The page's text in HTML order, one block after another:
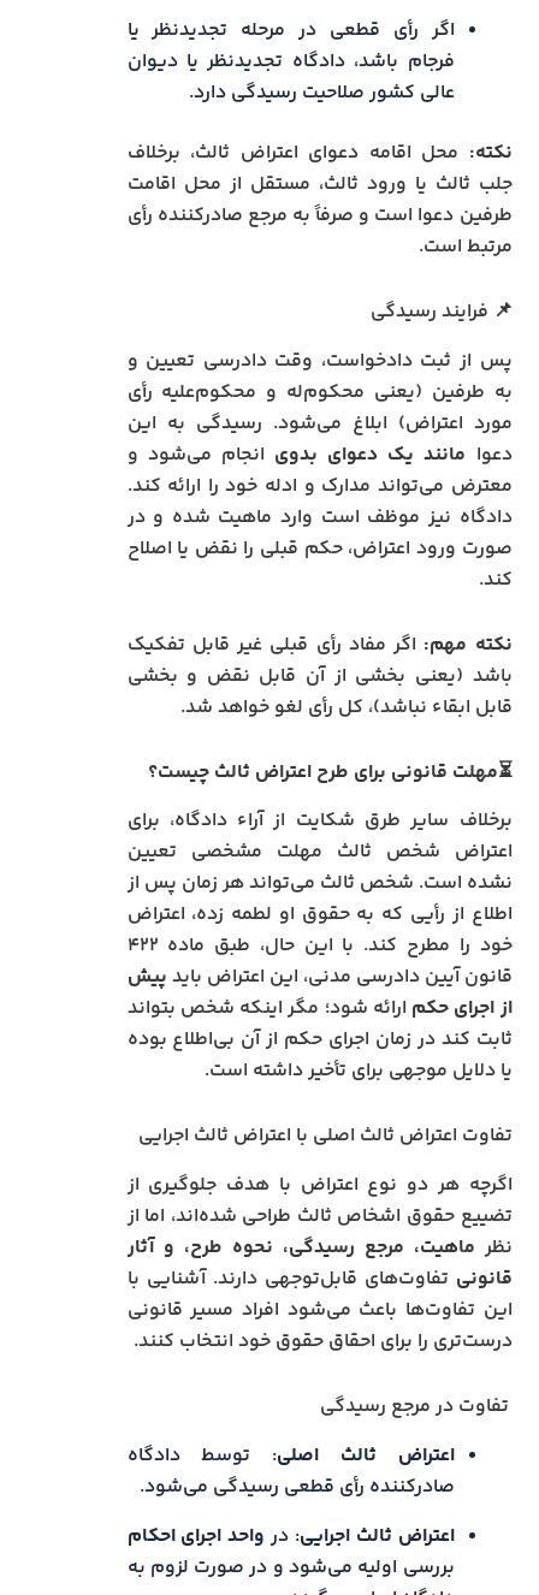
اگر رأی قطعی در مرحله تجدیدنظر یا
فرجام باشد، دادگاه تجدیدنظر یا دیوان
عالی کشور صلاحیت رسیدگی دارد.
نکته: محل اقامه دعوای اعتراض ثالث، برخلاف
جلب ثالث یا ورود ثالث، مستقل از محل اقامت
طرفین دعوا است و صرفاً به مرجع صادرکننده رأی
مرتبط است.
📌 فرایند رسیدگی
پس از ثبت دادخواست، وقت دادرسی تعیین و
به طرفین (یعنی محکوم‌له و محکوم‌علیه رأی
مورد اعتراض) ابلاغ می‌شود. رسیدگی به این
دعوا مانند یک دعوای بدوی انجام می‌شود و
معترض می‌تواند مدارک و ادله خود را ارائه کند.
دادگاه نیز موظف است وارد ماهیت شده و در
صورت ورود اعتراض، حکم قبلی را نقض یا اصلاح
کند.
نکته مهم: اگر مفاد رأی قبلی غیر قابل تفکیک
باشد (یعنی بخشی از آن قابل نقض و بخشی
قابل ابقاء نباشد)، کل رأی لغو خواهد شد.
⏳مهلت قانونی برای طرح اعتراض ثالث چیست؟
برخلاف سایر طرق شکایت از آراء دادگاه، برای
اعتراض شخص ثالث مهلت مشخصی تعیین
نشده است. شخص ثالث می‌تواند هر زمان پس از
اطلاع از رأیی که به حقوق او لطمه زده، اعتراض
خود را مطرح کند. با این حال، طبق ماده ۴۲۲
قانون آیین دادرسی مدنی، این اعتراض باید پیش
از اجرای حکم ارائه شود؛ مگر اینکه شخص بتواند
ثابت کند در زمان اجرای حکم از آن بی‌اطلاع بوده
یا دلایل موجهی برای تأخیر داشته است.
تفاوت اعتراض ثالث اصلی با اعتراض ثالث اجرایی
اگرچه هر دو نوع اعتراض با هدف جلوگیری از
تضییع حقوق اشخاص ثالث طراحی شده‌اند، اما از
نظر ماهیت، مرجع رسیدگی، نحوه طرح، و آثار
قانونی تفاوت‌های قابل‌توجهی دارند. آشنایی با
این تفاوت‌ها باعث می‌شود افراد مسیر قانونی
درست‌تری را برای احقاق حقوق خود انتخاب کنند.
تفاوت در مرجع رسیدگی
اعتراض ثالث اصلی: توسط دادگاه
صادرکننده رأی قطعی رسیدگی می‌شود.
اعتراض ثالث اجرایی: در واحد اجرای احکام
بررسی اولیه می‌شود و در صورت لزوم به